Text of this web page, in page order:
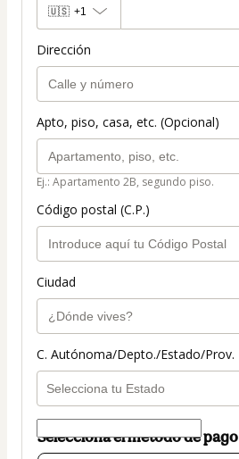
🇺🇸 +1
Dirección
Apto, piso, casa, etc. (Opcional)
Ej.: Apartamento 2B, segundo piso.
Código postal (C.P.)
Ciudad
C. Autónoma/Depto./Estado/Prov.
Selecciona el método de pago